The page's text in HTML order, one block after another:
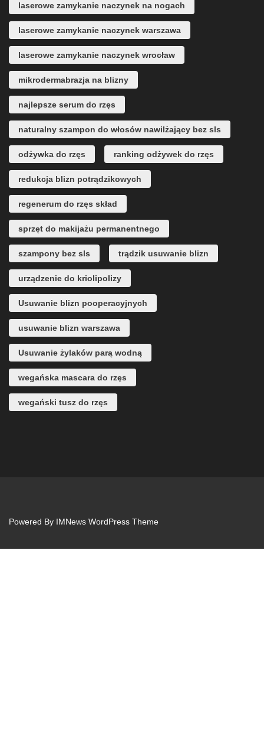
laserowe zamykanie naczynek na nogach
laserowe zamykanie naczynek warszawa
laserowe zamykanie naczynek wrocław
mikrodermabrazja na blizny
najlepsze serum do rzęs
naturalny szampon do włosów nawilżający bez sls
odżywka do rzęs ranking odżywek do rzęs
redukcja blizn potrądzikowych
regenerum do rzęs skład
sprzęt do makijażu permanentnego
szampony bez sls trądzik usuwanie blizn
urządzenie do kriolipolizy
Usuwanie blizn pooperacyjnych
usuwanie blizn warszawa
Usuwanie żylaków parą wodną
wegańska mascara do rzęs
wegański tusz do rzęs
Powered By IMNews WordPress Theme